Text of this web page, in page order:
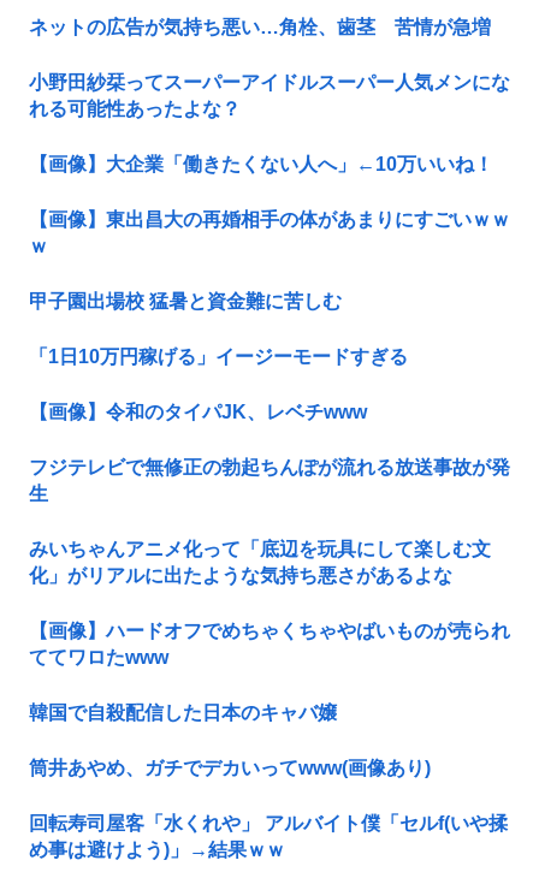
ネットの広告が気持ち悪い…角栓、歯茎 苦情が急増
小野田紗栞ってスーパーアイドルスーパー人気メンにな
れる可能性あったよな？
【画像】大企業「働きたくない人へ」←10万いいね！
【画像】東出昌大の再婚相手の体があまりにすごいｗｗ
ｗ
甲子園出場校 猛暑と資金難に苦しむ
「1日10万円稼げる」イージーモードすぎる
【画像】令和のタイパJK、レベチwww
フジテレビで無修正の勃起ちんぽが流れる放送事故が発
生
みいちゃんアニメ化って「底辺を玩具にして楽しむ文
化」がリアルに出たような気持ち悪さがあるよな
【画像】ハードオフでめちゃくちゃやばいものが売られ
ててワロたwww
韓国で自殺配信した日本のキャバ嬢
筒井あやめ、ガチでデカいってwww(画像あり)
回転寿司屋客「水くれや」 アルバイト僕「セルf(いや揉
め事は避けよう)」→結果ｗｗ